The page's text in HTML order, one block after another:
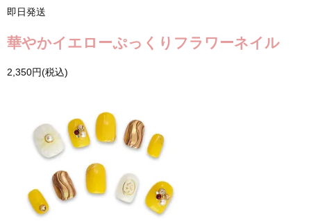
即日発送
華やかイエローぷっくりフラワーネイル
2,350円(税込)